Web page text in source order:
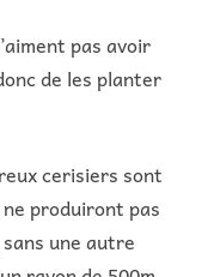
pas avoir
de les planter
cerisiers sont
produiront pas
une autre